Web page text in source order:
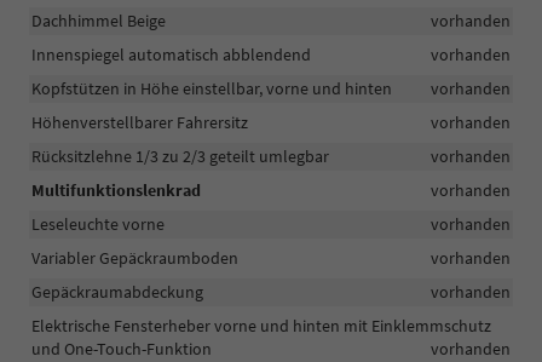
Dachhimmel Beige
vorhanden
Innenspiegel automatisch abblendend
vorhanden
Kopfstützen in Höhe einstellbar, vorne und hinten
vorhanden
Höhenverstellbarer Fahrersitz
vorhanden
Rücksitzlehne 1/3 zu 2/3 geteilt umlegbar
vorhanden
Multifunktionslenkrad
vorhanden
Leseleuchte vorne
vorhanden
Variabler Gepäckraumboden
vorhanden
Gepäckraumabdeckung
vorhanden
Elektrische Fensterheber vorne und hinten mit Einklemmschutz
und One-Touch-Funktion
vorhanden